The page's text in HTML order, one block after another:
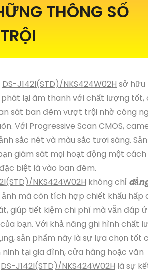
THÔNG SỐ
DS-J142I(STD)/NKS424W02H sở hữu
lại âm thanh với chất lượng tốt,
sát ban đêm vượt trội nhờ công
Với Progressive Scan CMOS,
sắc nét và màu sắc tươi sáng. Sản
giám sát mọi hoạt động một
biệt là vào ban đêm.
NKS424W02H không chỉ
mà còn tích hợp chiết khấu hấp
giúp tiết kiệm chi phí mà vẫn đáp
bạn. Với khả năng ghi hình chất
sản phẩm này là sự lựa chọn tốt
tại gia đình, cửa hàng hoặc văn
DS-J142I(STD)/NKS424W02H là sự